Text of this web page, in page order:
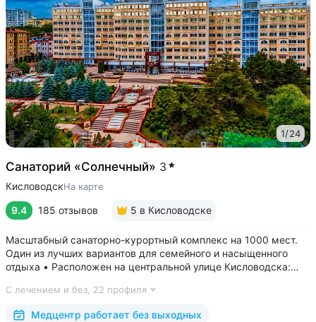
1/24
Санаторий «Солнечный» 3
КисловодскНа карте
9.4 185 отзывов 5 в Кисловодске
Масштабный санаторно-курортный комплекс на 1000 мест.
Один из лучших вариантов для семейного и насыщенного
отдыха • Расположен на центральной улице Кисловодска:
за 15 минут • Бесплатный трансфер до Курортного парка
и основных достопримечательностей...
С лечением и без, 22 профиля
Медцентр работает без выходных